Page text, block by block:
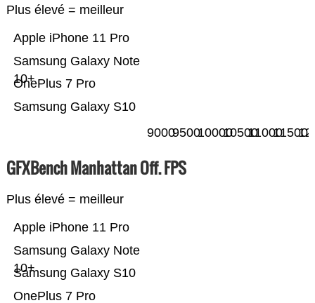
Plus élevé = meilleur
Samsung Galaxy S10
OnePlus 7 Pro
Samsung Galaxy Note
10+
Apple iPhone 11 Pro
9000950010000105001100011500
GFXBench Manhattan Off. FPS
Plus élevé = meilleur
OnePlus 7 Pro
Samsung Galaxy S10
Samsung Galaxy Note
10+
Apple iPhone 11 Pro